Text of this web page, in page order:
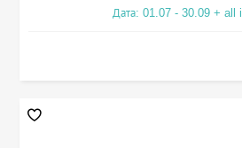
Дата: 01.07 - 30.09 + all